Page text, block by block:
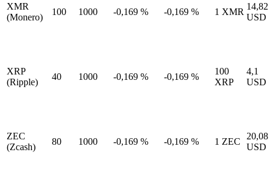
XMR
(Monero)
100 1000 -0,169 % -0,169 % 1 XMR
14,82
USD
XRP
(Ripple)
40 1000 -0,169 % -0,169 %
100
XRP
4,1
USD
ZEC
(Zcash)
80 1000 -0,169 % -0,169 % 1 ZEC
20,08
USD